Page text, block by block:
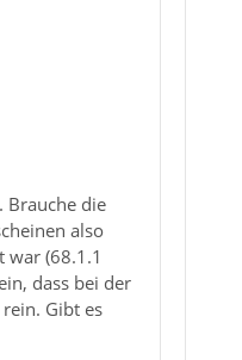
Brauche die
also
war (68.1.1
dass bei der
Gibt es